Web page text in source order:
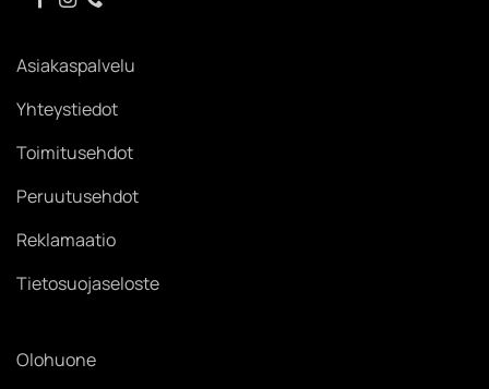
Asiakaspalvelu
Yhteystiedot
Toimitusehdot
Peruutusehdot
Reklamaatio
Tietosuojaseloste
Olohuone